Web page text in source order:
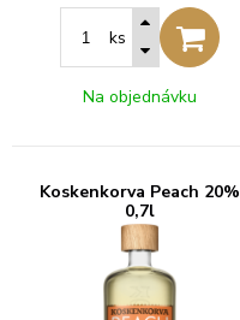
ks
Na objednávku
Koskenkorva Peach 20%
0,7l